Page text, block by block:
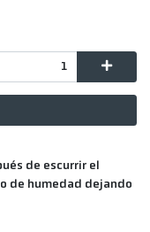
de escurrir el
de humedad dejando